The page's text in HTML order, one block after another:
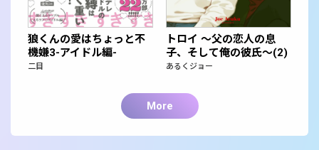
狼くんの愛はちょっと不
機嫌3-アイドル編-
二目
トロイ ～父の恋人の息
子、そして俺の彼氏～(2)
あるくジョー
More